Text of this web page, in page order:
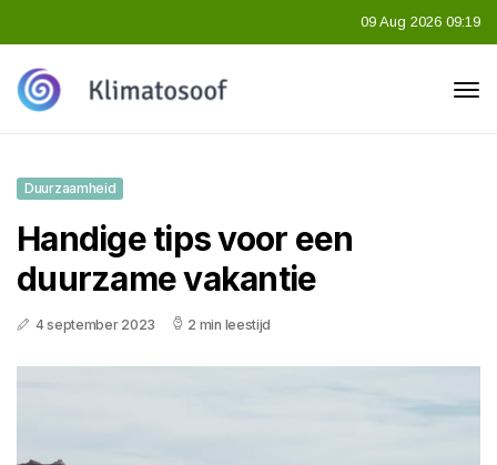
09 Aug 2026 09:19
Duurzaamheid
Handige tips voor een
duurzame vakantie
4 september 2023 2 min leestijd